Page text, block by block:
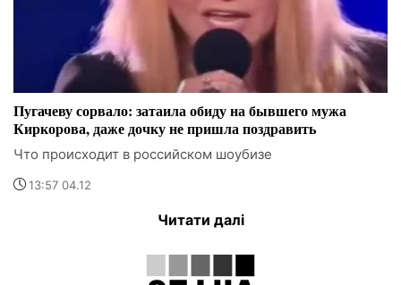
Пугачеву сорвало: затаила обиду на бывшего мужа
Киркорова, даже дочку не пришла поздравить
Что происходит в российском шоубизе
13:57 04.12
Читати далі